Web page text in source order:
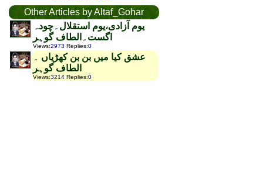
Other Articles by Altaf_Gohar
یوم آزادی،یوم استقلال۔چودہ
اگست۔الطاف گوہر
Views:2973 Replies:0
عشق کیا میں بن بن کھڑیاں ۔
الطاف گوہر
Views:3214 Replies:0